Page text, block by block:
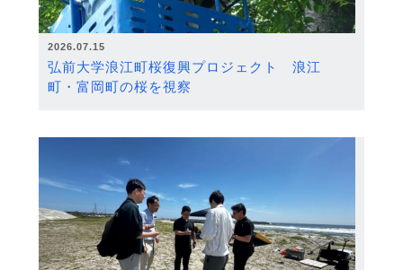
2026.07.15
弘前大学浪江町桜復興プロジェクト 浪江
町・富岡町の桜を視察